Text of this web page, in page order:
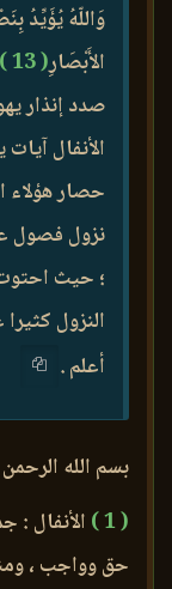
وَاللّهُ يُؤَيِّدُ
الأَبْصَارِ( 13 )
صدد إنذار
الأنفال
حصار هؤلاء
نزول فصول
؛ حيث
النزول
أعلم .
بسم الله
( 1 )
الأنفال :
حق وواجب ،